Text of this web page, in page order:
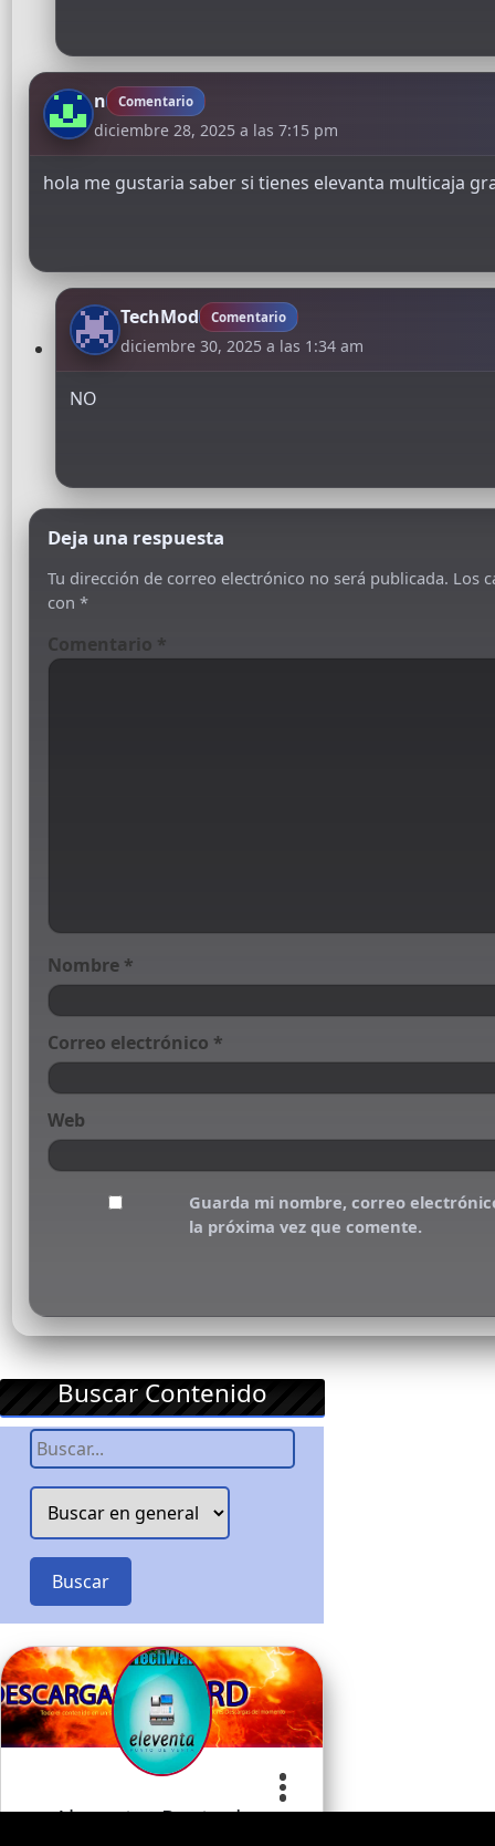
n Comentario
diciembre 28, 2025 a las 7:15 pm
hola me gustaria saber si tienes elevanta multicaja
TechMod Comentario
diciembre 30, 2025 a las 1:34 am
NO
Deja una respuesta
Tu dirección de correo electrónico no será publicada. Los
con *
Comentario *
Nombre *
Correo electrónico *
Web
Guarda mi nombre, correo
la próxima vez que comente.
Buscar Contenido
Buscar
Abarrotes Punto de…